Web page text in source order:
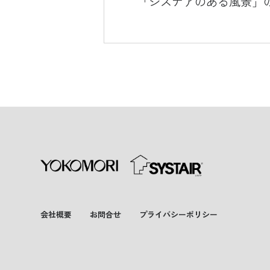
会社概要 お問合せ プライバシーポリシー